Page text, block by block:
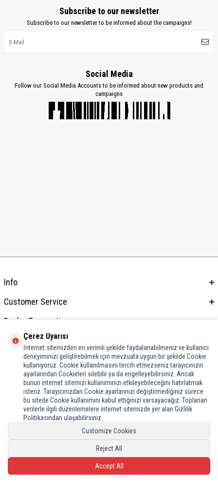
Subscribe to our newsletter
Subscribe to our newsletter to be informed about the campaigns!
Social Media
Follow our Social Media Accounts to be informed about new products and
campaigns
Info
Customer Service
Dealer Transactions
Address & Contact
Çerez Uyarısı
İnternet sitemizden en verimli şekilde faydalanabilmeniz ve kullanıcı
deneyiminizi geliştirebilmek için mevzuata uygun bir şekilde Cookie
kullanıyoruz. Cookie kullanılmasını tercih etmezseniz tarayıcınızın
ayarlarından Cookieleri silebilir ya da engelleyebilirsiniz. Ancak
bunun internet sitemizi kullanımınızı etkileyebileceğini hatırlatmak
isteriz. Tarayıcınızdan Cookie ayarlarınızı değiştirmediğiniz sürece
bu sitede Cookie kullanımını kabul ettiğinizi varsayacağız. Toplanan
verilerle ilgili düzenlemelere internet sitemizde yer alan Gizlilik
Politikasından ulaşabilirsiniz.
Customize Cookies
Reject All
Accept All